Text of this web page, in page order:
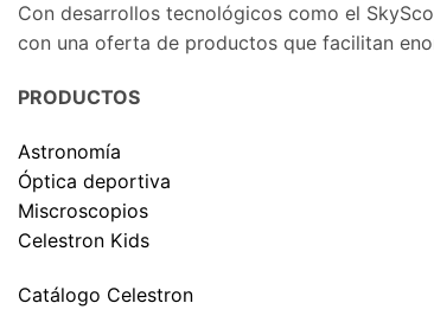
Con desarrollos tecnológicos como el
con una oferta de productos que facilitan
PRODUCTOS
Astronomía
Óptica deportiva
Miscroscopios
Celestron Kids
Catálogo Celestron